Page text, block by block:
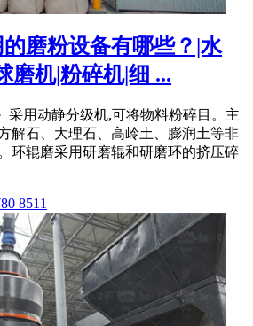
磨粉设备有哪些？|水
磨机|粉碎机|细 ...
采用动静分级机,可将物料粉碎目。主
解石、大理石、高岭土、膨润土等非
环辊磨采用研磨辊和研磨环的挤压碎
8511